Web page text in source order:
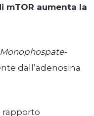
mTOR aumenta la
dall’adenosina
rapporto